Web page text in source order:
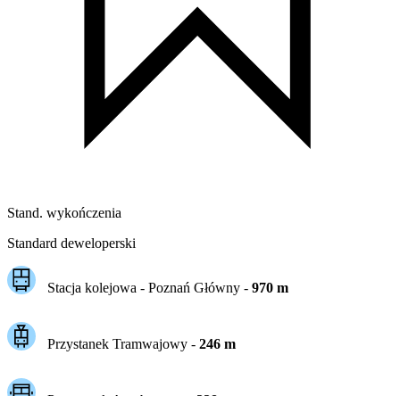
Stand. wykończenia
Standard deweloperski
Stacja kolejowa - Poznań Główny- 970m
Przystanek Tramwajowy - 246m